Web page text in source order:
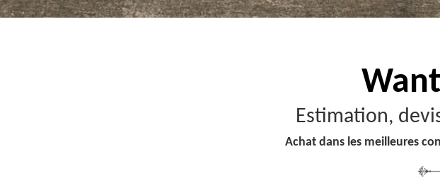
Estimation,
Achat dans les meilleures